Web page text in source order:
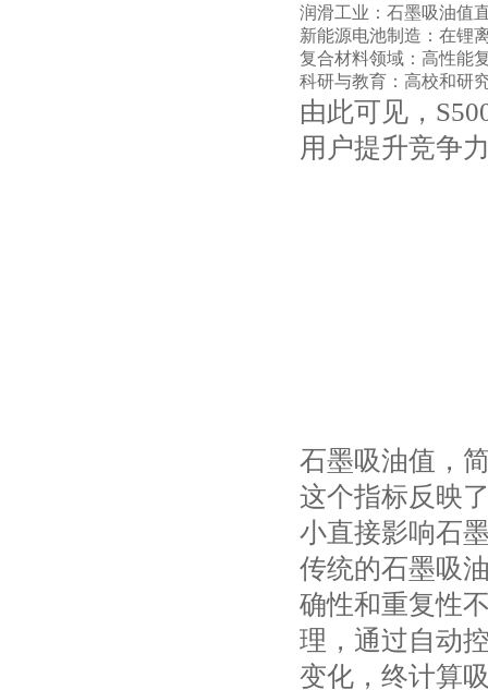
润滑工业：石墨吸油值
新能源电池制造：在锂
复合材料领域：高性能
科研与教育：高校和研
由此可见，
用户提升竞争
石墨吸油值，
这个指标反映
小直接影响石
传统的石墨吸
确性和重复性
理，通过自动
变化，终计算